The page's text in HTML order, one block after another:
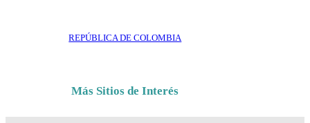
REPÚBLICA DE COLOMBIA
Más Sitios de Interés